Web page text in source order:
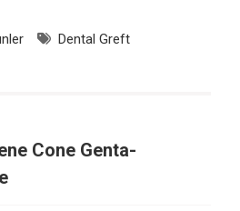
Dental Greft
Cone Genta-